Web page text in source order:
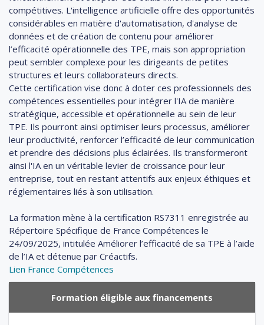
compétitives. L'intelligence artificielle offre des opportunités
considérables en matière d'automatisation, d'analyse de
données et de création de contenu pour améliorer
l’efficacité opérationnelle des TPE, mais son appropriation
peut sembler complexe pour les dirigeants de petites
structures et leurs collaborateurs directs.
Cette certification vise donc à doter ces professionnels des
compétences essentielles pour intégrer l'IA de manière
stratégique, accessible et opérationnelle au sein de leur
TPE. Ils pourront ainsi optimiser leurs processus, améliorer
leur productivité, renforcer l’efficacité de leur communication
et prendre des décisions plus éclairées. Ils transformeront
ainsi l'IA en un véritable levier de croissance pour leur
entreprise, tout en restant attentifs aux enjeux éthiques et
réglementaires liés à son utilisation.
La formation mène à la certification RS7311 enregistrée au
Répertoire Spécifique de France Compétences le
24/09/2025, intitulée Améliorer l’efficacité de sa TPE à l’aide
de l’IA et détenue par Créactifs.
Lien France Compétences
Formation éligible aux financements